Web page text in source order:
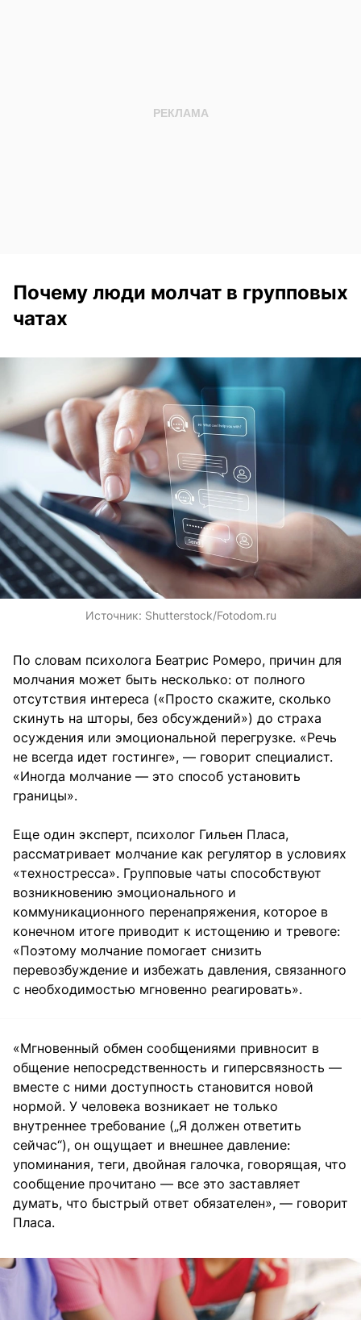
Почему люди молчат в групповых
чатах
Источник: Shutterstock/Fotodom.ru
По словам психолога Беатрис Ромеро, причин для
молчания может быть несколько: от полного
отсутствия интереса («Просто скажите, сколько
скинуть на шторы, без обсуждений») до страха
осуждения или эмоциональной перегрузке. «Речь
не всегда идет гостинге», — говорит специалист.
«Иногда молчание — это способ установить
границы».
Еще один эксперт, психолог Гильен Пласа,
рассматривает молчание как регулятор в условиях
«техностресса». Групповые чаты способствуют
возникновению эмоционального и
коммуникационного перенапряжения, которое в
конечном итоге приводит к истощению и тревоге:
«Поэтому молчание помогает снизить
перевозбуждение и избежать давления, связанного
с необходимостью мгновенно реагировать».
«Мгновенный обмен сообщениями привносит в
общение непосредственность и гиперсвязность —
вместе с ними доступность становится новой
нормой. У человека возникает не только
внутреннее требование („Я должен ответить
сейчас“), он ощущает и внешнее давление:
упоминания, теги, двойная галочка, говорящая, что
сообщение прочитано — все это заставляет
думать, что быстрый ответ обязателен», — говорит
Пласа.